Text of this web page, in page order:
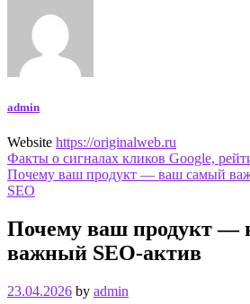
admin
Website https://originalweb.ru
Навигация
по
Факты о сигналах кликов Google,
Почему ваш продукт — ваш самый
SEO
Почему ваш продукт —
важный SEO-актив
23.04.2026 by admin